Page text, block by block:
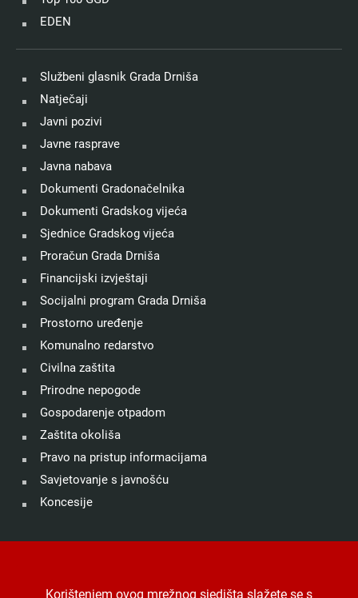
EDEN
Službeni glasnik Grada Drniša
Natječaji
Javni pozivi
Javne rasprave
Javna nabava
Dokumenti Gradonačelnika
Dokumenti Gradskog vijeća
Sjednice Gradskog vijeća
Proračun Grada Drniša
Financijski izvještaji
Socijalni program Grada Drniša
Prostorno uređenje
Komunalno redarstvo
Civilna zaštita
Prirodne nepogode
Gospodarenje otpadom
Zaštita okoliša
Pravo na pristup informacijama
Savjetovanje s javnošću
Koncesije
Korištenjem ovog mrežnog sjedišta slažete se s